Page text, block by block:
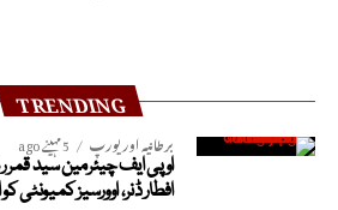
TRENDING
برطانیہ اور یورپ 5 مہینے ago
او پی ایف چیئرمین سید
افطار ڈنر، اوورسیز کمیونٹی